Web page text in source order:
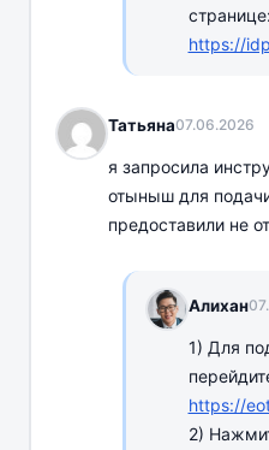
странице:
https://
Татьяна07.06.2026
я запросила
отыныш для
предоставили не
Алихан
1) Для
https://
2)